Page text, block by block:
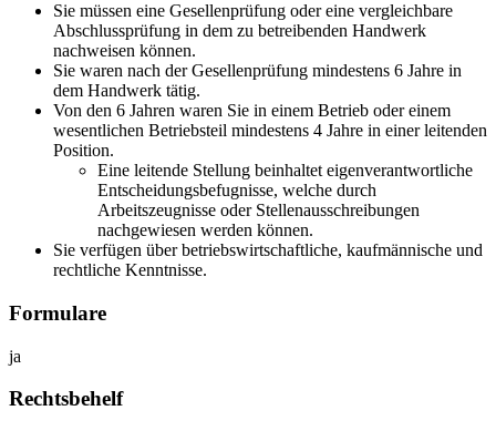
Sie müssen eine Gesellenprüfung oder eine vergleichbare
Abschlussprüfung in dem zu betreibenden Handwerk
nachweisen können.
Sie waren nach der Gesellenprüfung mindestens 6 Jahre in
dem Handwerk tätig.
Von den 6 Jahren waren Sie in einem Betrieb oder einem
wesentlichen Betriebsteil mindestens 4 Jahre in einer leitenden
Position.
Eine leitende Stellung beinhaltet eigenverantwortliche
Entscheidungsbefugnisse, welche durch
Arbeitszeugnisse oder Stellenausschreibungen
nachgewiesen werden können.
Sie verfügen über betriebswirtschaftliche, kaufmännische und
rechtliche Kenntnisse.
Formulare
ja
Rechtsbehelf